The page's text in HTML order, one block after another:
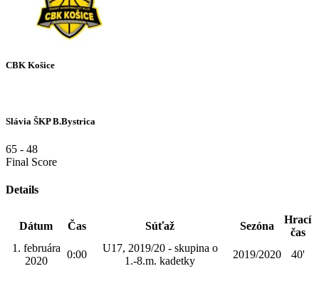
CBK Košice
Slávia ŠKP B.Bystrica
65 - 48
Final Score
Details
Dátum Čas Súťaž Sezóna
Hrací
čas
1. februára
2020
0:00
U17, 2019/20 - skupina o
1.-8.m. kadetky
2019/2020 40'